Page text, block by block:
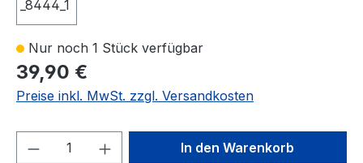
Nur noch 1 Stück verfügbar
39,90 €
Preise inkl. MwSt. zzgl. Versandkosten
Produkt Anzahl: Gib denIn den Warenkorb